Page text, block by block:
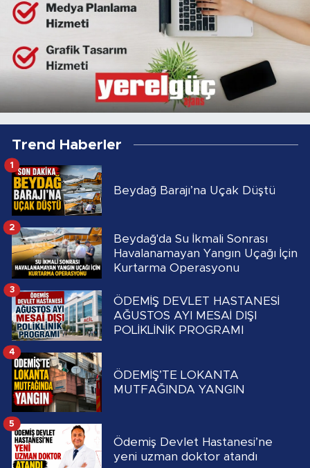
Trend Haberler
Beydağ Barajı’na Uçak Düştü
1
Beydağ'da Su İkmali Sonrası
Havalanamayan Yangın Uçağı İçin
Kurtarma Operasyonu
2
ÖDEMİŞ DEVLET HASTANESİ
AĞUSTOS AYI MESAİ DIŞI
POLİKLİNİK PROGRAMI
3
ÖDEMİŞ’TE LOKANTA
MUTFAĞINDA YANGIN
4
Ödemiş Devlet Hastanesi’ne
yeni uzman doktor atandı
5